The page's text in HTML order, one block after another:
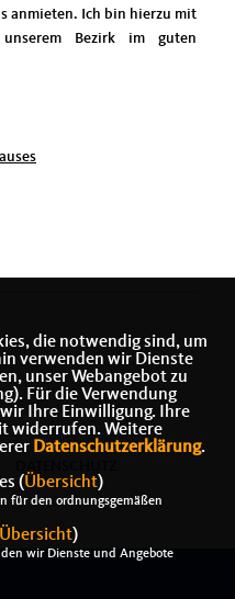
anmieten. Ich bin hierzu mit
Bezirk im guten
die notwendig sind, um
verwenden wir Dienste
unser Webangebot zu
Für die Verwendung
Ihre Einwilligung. Ihre
widerrufen. Weitere
Datenschutzerklärung.
(Übersicht)
für den ordnungsgemäßen
Übersicht)
wir Dienste und Angebote